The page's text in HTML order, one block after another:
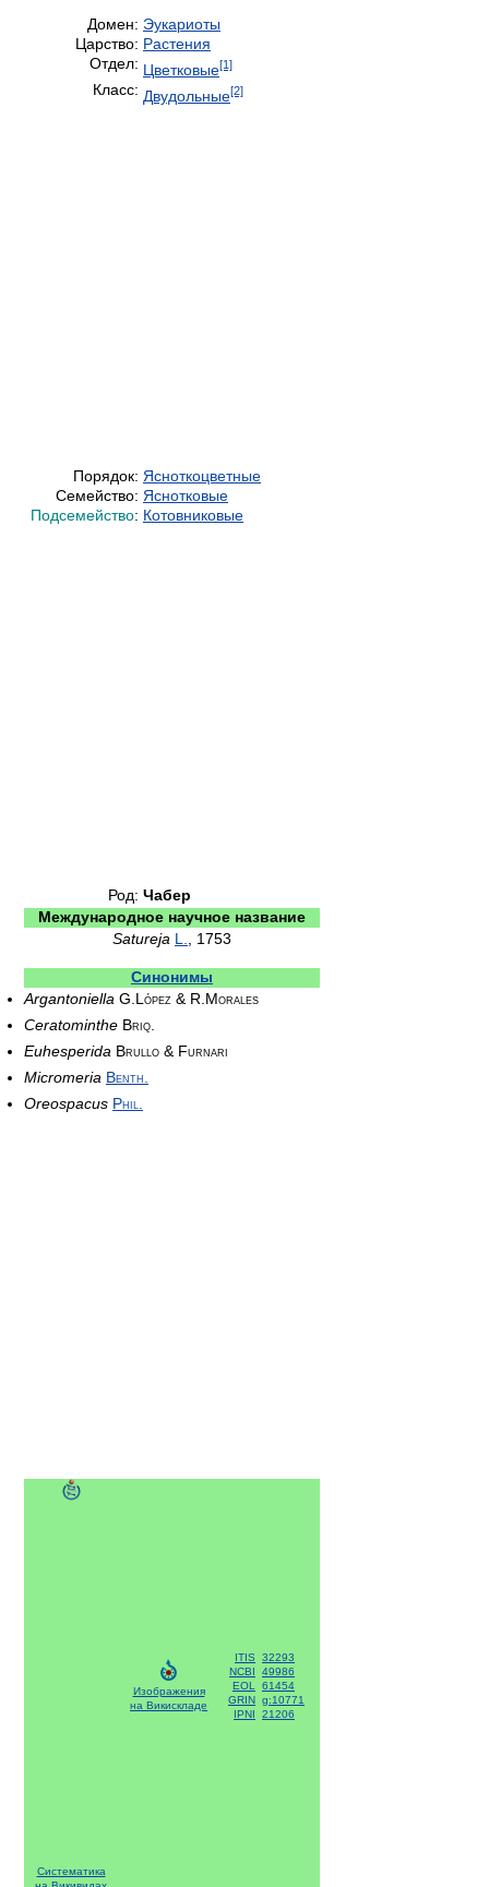
Домен: Эукариоты
Царство: Растения
Отдел: Цветковые[1]
Класс: Двудольные[2]
Порядок: Ясноткоцветные
Семейство: Яснотковые
Подсемейство: Котовниковые
Род: Чабер
Международное научное название
Satureja L., 1753
Синонимы
Argantoniella G.López & R.Morales
Ceratominthe Briq.
Euhesperida Brullo & Furnari
Micromeria Benth.
Oreospacus Phil.
Систематика
Изображения
на Викискладе
ITIS
32293
NCBI
49986
EOL
61454
GRIN g:10771
IPNI
21206